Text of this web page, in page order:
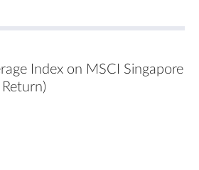
Index on MSCI Singapore